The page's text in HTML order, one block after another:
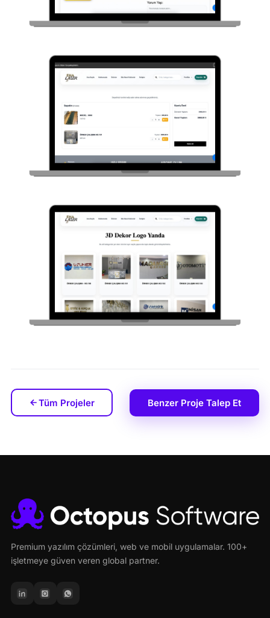
Tüm Projeler Benzer Proje Talep Et
Premium yazılım çözümleri, web ve mobil uygulamalar. 100+
işletmeye güven veren global partner.